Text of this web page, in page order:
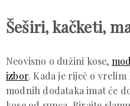
Šeširi, kačketi,
Neovisno o dužini kose,
izbor. Kada je riječ o
modnih dodataka imat će